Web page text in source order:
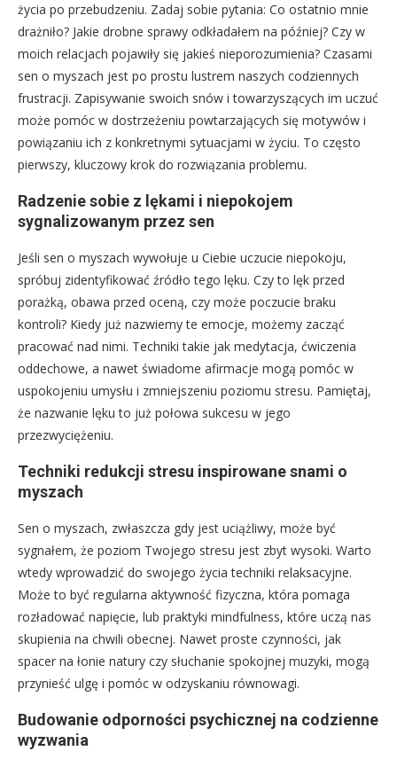
życia po przebudzeniu. Zadaj sobie pytania: Co ostatnio mnie
drażniło? Jakie drobne sprawy odkładałem na później? Czy w
moich relacjach pojawiły się jakieś nieporozumienia? Czasami
sen o myszach jest po prostu lustrem naszych codziennych
frustracji. Zapisywanie swoich snów i towarzyszących im uczuć
może pomóc w dostrzeżeniu powtarzających się motywów i
powiązaniu ich z konkretnymi sytuacjami w życiu. To często
pierwszy, kluczowy krok do rozwiązania problemu.
Radzenie sobie z lękami i niepokojem
sygnalizowanym przez sen
Jeśli sen o myszach wywołuje u Ciebie uczucie niepokoju,
spróbuj zidentyfikować źródło tego lęku. Czy to lęk przed
porażką, obawa przed oceną, czy może poczucie braku
kontroli? Kiedy już nazwiemy te emocje, możemy zacząć
pracować nad nimi. Techniki takie jak medytacja, ćwiczenia
oddechowe, a nawet świadome afirmacje mogą pomóc w
uspokojeniu umysłu i zmniejszeniu poziomu stresu. Pamiętaj,
że nazwanie lęku to już połowa sukcesu w jego
przezwyciężeniu.
Techniki redukcji stresu inspirowane snami o
myszach
Sen o myszach, zwłaszcza gdy jest uciążliwy, może być
sygnałem, że poziom Twojego stresu jest zbyt wysoki. Warto
wtedy wprowadzić do swojego życia techniki relaksacyjne.
Może to być regularna aktywność fizyczna, która pomaga
rozładować napięcie, lub praktyki mindfulness, które uczą nas
skupienia na chwili obecnej. Nawet proste czynności, jak
spacer na łonie natury czy słuchanie spokojnej muzyki, mogą
przynieść ulgę i pomóc w odzyskaniu równowagi.
Budowanie odporności psychicznej na codzienne
wyzwania